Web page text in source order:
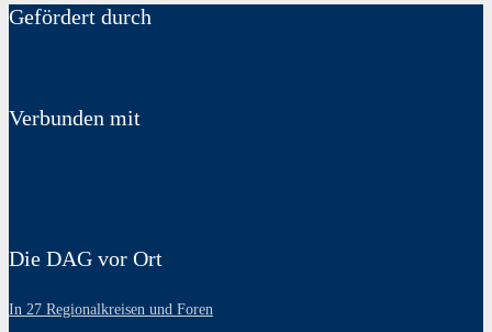
Gefördert durch
Verbunden mit
Die DAG vor Ort
In 27 Regionalkreisen und Foren